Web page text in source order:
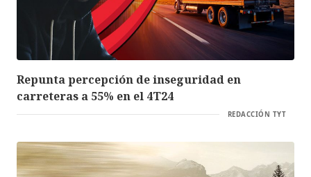
Repunta percepción de inseguridad en
carreteras a 55% en el 4T24
REDACCIÓN TYT